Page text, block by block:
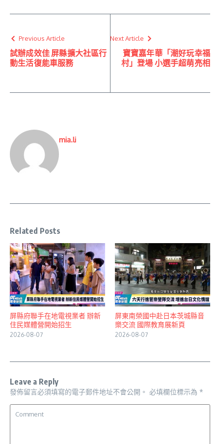
Previous Article
試辦成效佳 屏縣擴大社區行
動生活復能車服務
Next Article
寶寶嘉年華「潮好玩幸福
村」登場 小選手超萌亮相
mia.li
Related Posts
屏縣府聯手在地電視業者 辦新
住民媒體營開始招生
2026-08-07
屏東南榮國中赴日本茨城縣音
樂交流 國際教育展新頁
2026-08-07
Leave a Reply
發佈留言必須填寫的電子郵件地址不會公開。 必填欄位標示為 *